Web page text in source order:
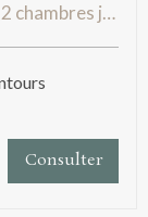
Pont de Neuilly, ravissant trois pièces, 2 chambres joliement meublé
Consulter